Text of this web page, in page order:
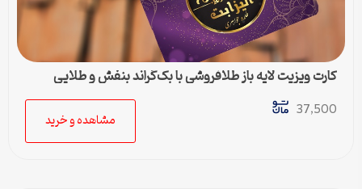
کارت ویزیت لایه باز طلافروشی با بک‌گراند بنفش و طلایی
37,500
مشاهده و خرید